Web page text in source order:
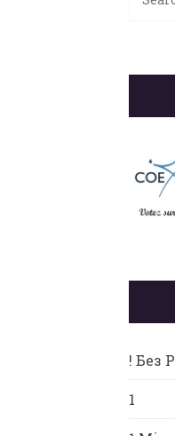
! Без
1